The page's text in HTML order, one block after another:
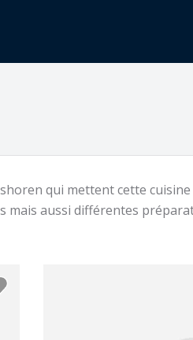
qui mettent cette
mais aussi différentes